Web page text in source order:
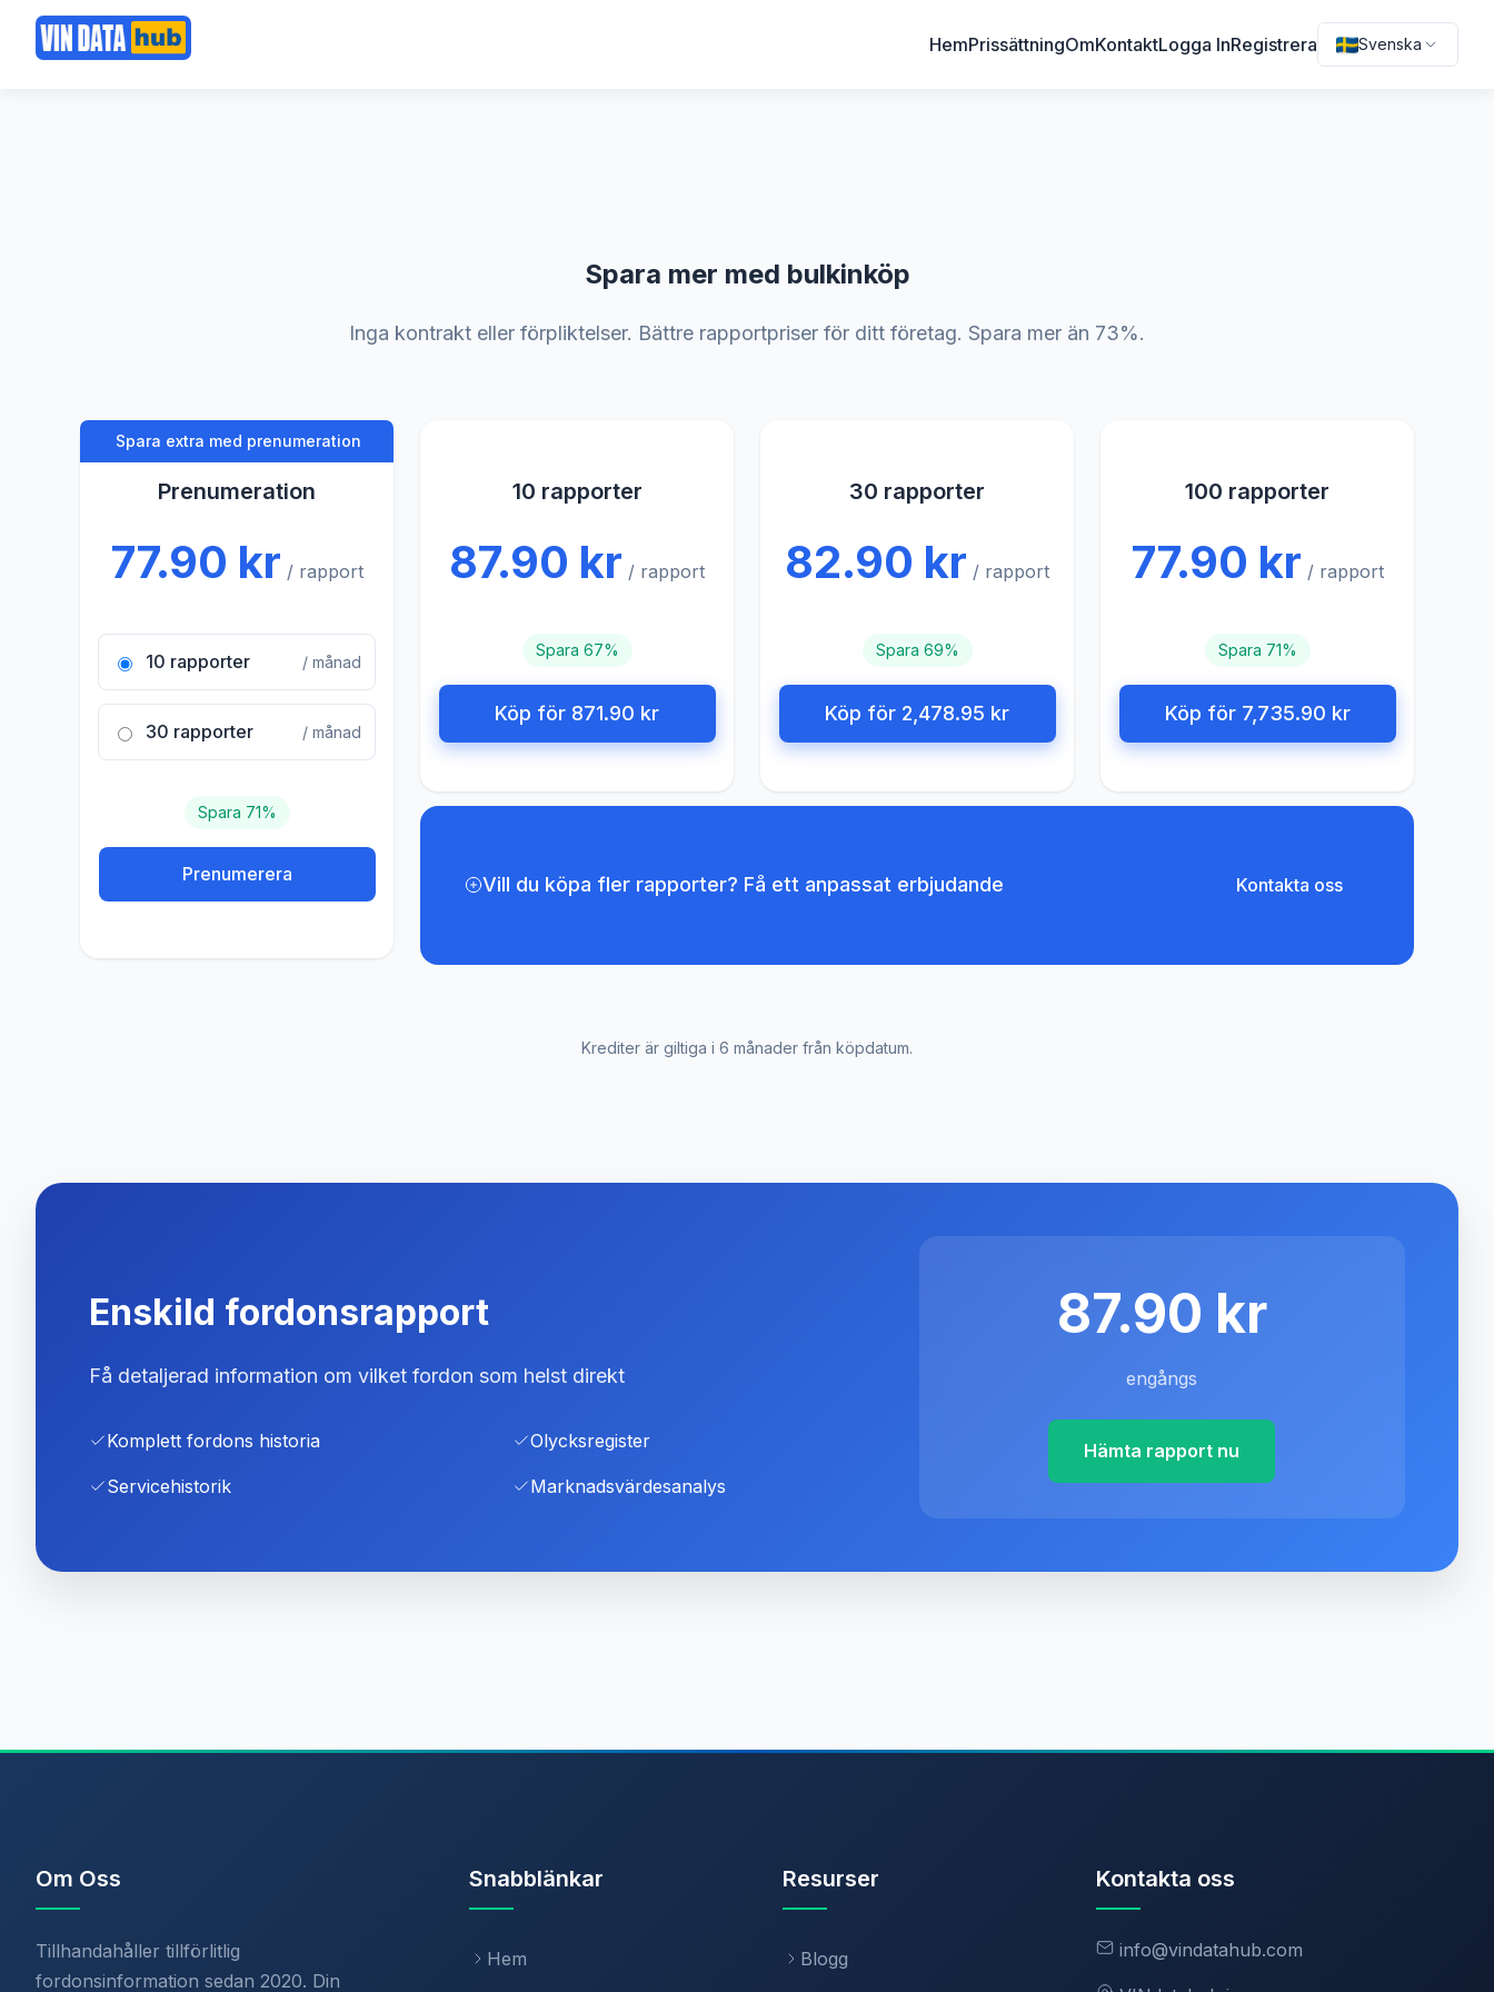
HemPrissättningOmKontaktLogga InRegistrera Svenska
Spara mer med bulkinköp
Inga kontrakt eller förpliktelser. Bättre rapportpriser för ditt företag. Spara mer än 73%.
Spara extra med prenumeration
Prenumeration
77.90 kr / rapport
10 rapporter / månad
30 rapporter / månad
Spara 71%
Prenumerera
10 rapporter
87.90 kr / rapport
Spara 67%
Köp för 871.90 kr
30 rapporter
82.90 kr / rapport
Spara 69%
Köp för 2,478.95 kr
100 rapporter
77.90 kr / rapport
Spara 71%
Köp för 7,735.90 kr
Vill du köpa fler rapporter? Få ett anpassat erbjudande Kontakta oss
Krediter är giltiga i 6 månader från köpdatum.
Enskild fordonsrapport
Få detaljerad information om vilket fordon som helst direkt
Komplett fordons historia Olycksregister
Servicehistorik Marknadsvärdesanalys
87.90 kr
engångs
Hämta rapport nu
Om Oss
Tillhandahåller tillförlitlig
fordonsinformation sedan 2020. Din
Snabblänkar
Hem
Resurser
Blogg
Kontakta oss
info@vindatahub.com